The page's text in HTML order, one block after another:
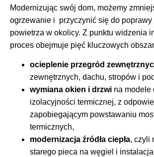
Modernizując swój dom, możemy
ogrzewanie i przyczynić się do poprawy
powietrza w okolicy. Z punktu widzenia
proces obejmuje pięć kluczowych
ocieplenie przegród
zewnętrznych, dachu, stropów i
wymiana okien i drzwi na modele
izolacyjności termicznej, z
zapobiegającym powstawaniu
termicznych,
modernizacja źródła ciepła, czyli
starego pieca na węgiel i